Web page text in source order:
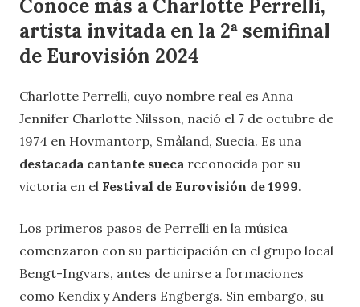
Conoce más a Charlotte Perrelli,
artista invitada en la 2ª semifinal
de Eurovisión 2024
Charlotte Perrelli, cuyo nombre real es Anna
Jennifer Charlotte Nilsson, nació el 7 de octubre de
1974 en Hovmantorp, Småland, Suecia. Es una
destacada cantante sueca reconocida por su
victoria en el Festival de Eurovisión de 1999.
Los primeros pasos de Perrelli en la música
comenzaron con su participación en el grupo local
Bengt-Ingvars, antes de unirse a formaciones
como Kendix y Anders Engbergs. Sin embargo, su